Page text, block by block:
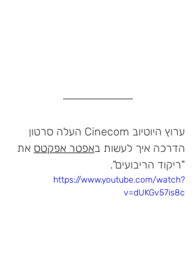
ערוץ היוטיוב Cinecom העלה סרטון
הדרכה איך לעשות באפטר אפקטס את
"ריקוד הריבועים".
https://www.youtube.com/watch?
v=dUKGv57is8c